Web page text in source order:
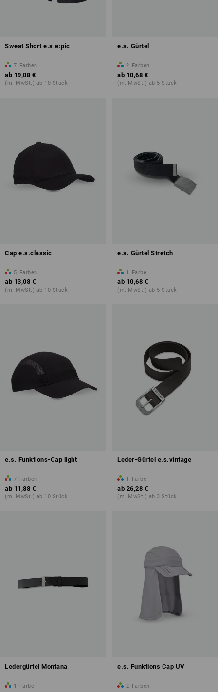
Sweat Short e.s.e:pic
7 Farben
ab 19,08 €
(m. MwSt.) ab 10 Stück
e.s. Gürtel
2 Farben
ab 10,68 €
(m. MwSt.) ab 5 Stück
Cap e.s.classic
5 Farben
ab 13,08 €
(m. MwSt.) ab 10 Stück
e.s. Gürtel Stretch
1 Farbe
ab 10,68 €
(m. MwSt.) ab 5 Stück
e.s. Funktions-Cap light
7 Farben
ab 11,88 €
(m. MwSt.) ab 10 Stück
Leder-Gürtel e.s.vintage
1 Farbe
ab 26,28 €
(m. MwSt.) ab 3 Stück
Ledergürtel Montana
1 Farbe
e.s. Funktions Cap UV
2 Farben